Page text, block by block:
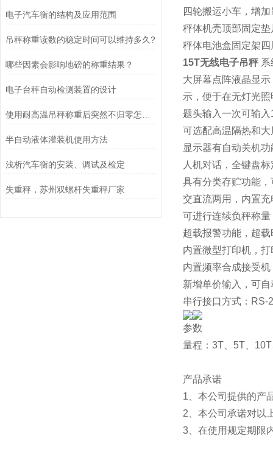
电子汽车衡的结构及应用范围
吊秤称重读数的稳定时间可以维持多久?
哪些因素会影响地磅的称重结果？
电子台秤自动检测装置的设计
半自动液体灌装机使用方法
浅析汽车衡的安装、调试及检定
失重秤，苏州双螺杆失重秤厂家
四轮搬运小车，增
秤体机壳顶部固定
秤体电池盒固定架
15T无线电子吊秤系
大屏幕点阵液晶显
示，便于在无灯光
题头输入一次可输
可选配高温隔热和大
显示器有自动关机功
人机对话，全键盘
具有分类存贮功能
交直流两用，内置
可进行连续负秤称
超载报警功能，超
内置微型打印机，
内置频率合成接受
新增单价输入，可
串行接口方式：RS-
参数
量程：3T、5T、
产品承诺
1、本公司提供的产
2、本公司承诺对以
3、在使用规定期限